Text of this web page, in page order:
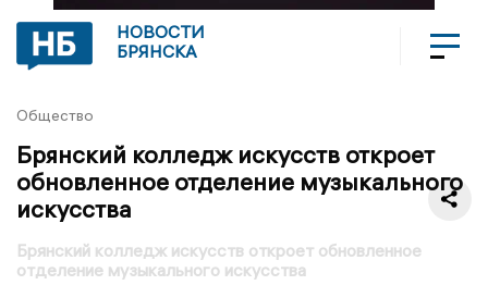
НОВОСТИ
БРЯНСКА
Общество
Брянский колледж искусств откроет
обновленное отделение музыкального
искусства
Брянский колледж искусств откроет обновленное
отделение музыкального искусства